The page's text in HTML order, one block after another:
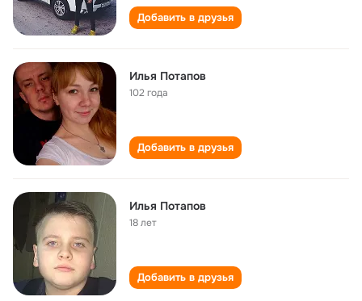
Добавить в друзья
Илья Потапов
102 года
Добавить в друзья
Илья Потапов
18 лет
Добавить в друзья